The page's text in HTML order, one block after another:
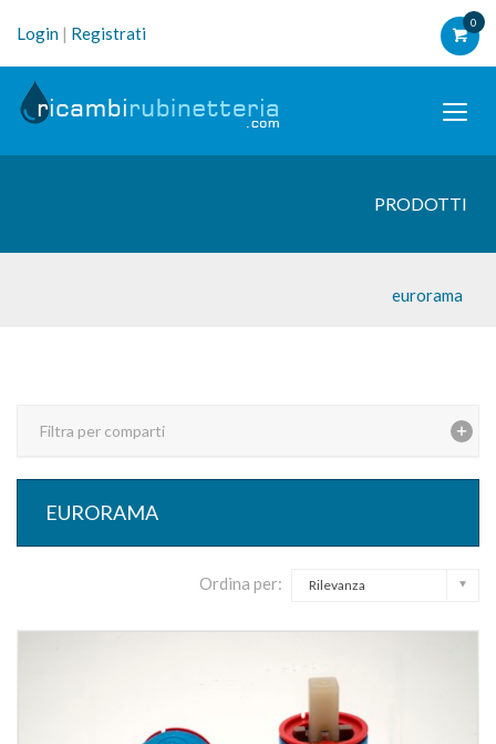
Login | Registrati
0
PRODOTTI
eurorama
Filtra per comparti
EURORAMA
Ordina per: Rilevanza